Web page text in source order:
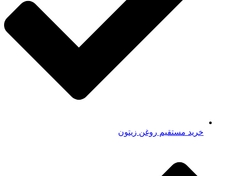
خرید مستقیم روغن زیتون